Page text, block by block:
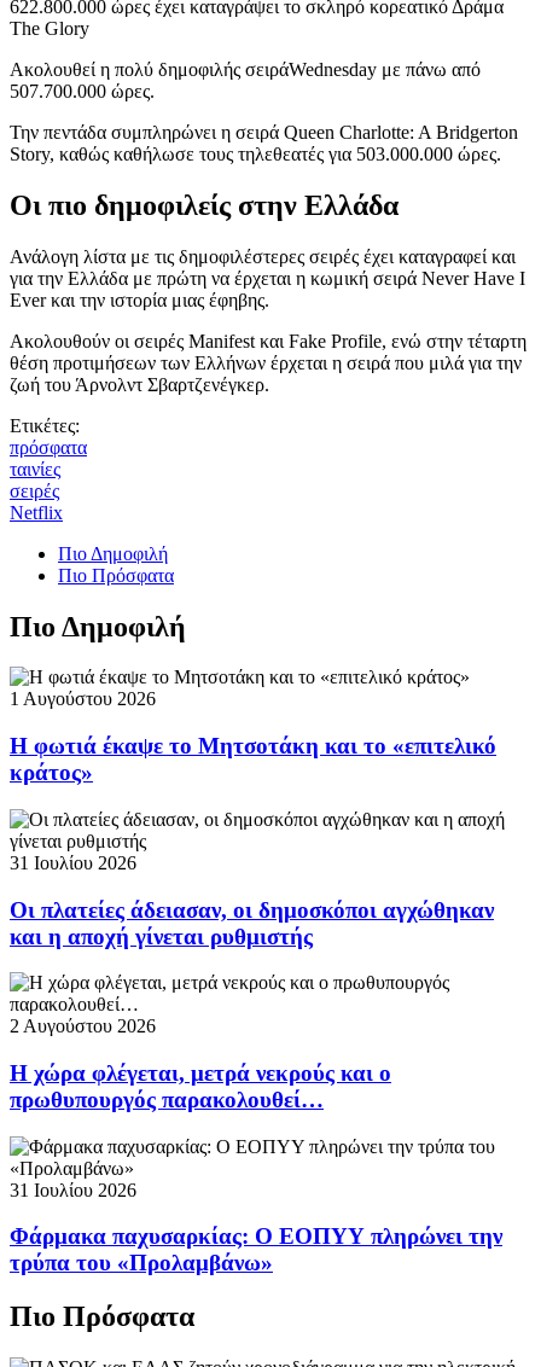
622.800.000 ώρες έχει καταγράψει το σκληρό κορεατικό Δράμα
The Glory
Ακολουθεί η πολύ δημοφιλής σειράWednesday με πάνω από
507.700.000 ώρες.
Την πεντάδα συμπληρώνει η σειρά Queen Charlotte: A Bridgerton
Story, καθώς καθήλωσε τους τηλεθεατές για 503.000.000 ώρες.
Οι πιο δημοφιλείς στην Ελλάδα
Ανάλογη λίστα με τις δημοφιλέστερες σειρές έχει καταγραφεί και
για την Ελλάδα με πρώτη να έρχεται η κωμική σειρά Never Have I
Ever και την ιστορία μιας έφηβης.
Ακολουθούν οι σειρές Manifest και Fake Profile, ενώ στην τέταρτη
θέση προτιμήσεων των Ελλήνων έρχεται η σειρά που μιλά για την
ζωή του Άρνολντ Σβαρτζενέγκερ.
Ετικέτες:
πρόσφατα
ταινίες
σειρές
Νetflix
Πιο Δημοφιλή
Πιο Πρόσφατα
Πιο Δημοφιλή
1 Αυγούστου 2026
Η φωτιά έκαψε το Μητσοτάκη και το «επιτελικό
κράτος»
31 Ιουλίου 2026
Οι πλατείες άδειασαν, οι δημοσκόποι αγχώθηκαν
και η αποχή γίνεται ρυθμιστής
2 Αυγούστου 2026
Η χώρα φλέγεται, μετρά νεκρούς και ο
πρωθυπουργός παρακολουθεί…
31 Ιουλίου 2026
Φάρμακα παχυσαρκίας: Ο ΕΟΠΥΥ πληρώνει την
τρύπα του «Προλαμβάνω»
Πιο Πρόσφατα